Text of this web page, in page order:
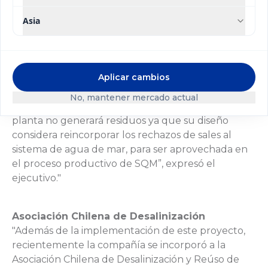
Asia
No, mantener mercado actual
Aplicar cambios
dulce a las comunidades aledañas. “Como parte de
agua dulce a las caletas de Chanavayita,
Caramucho y Cáñamo donde construiremos una
planta osmosis, lo que nos permitirá entregar
planta no generará residuos ya que su diseño
considera reincorporar los rechazos de sales al
sistema de agua de mar, para ser aprovechada en
el proceso productivo de SQM”, expresó el
ejecutivo."
Asociación Chilena de Desalinización
"Además de la implementación de este proyecto,
recientemente la compañía se incorporó a la
Asociación Chilena de Desalinización y Reúso de